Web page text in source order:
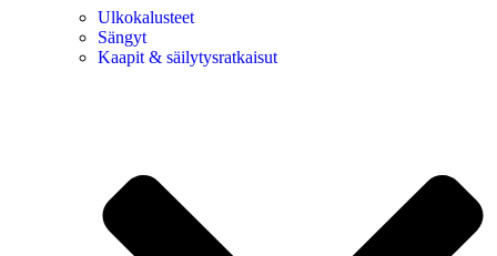
Ulkokalusteet
Sängyt
Kaapit & säilytysratkaisut